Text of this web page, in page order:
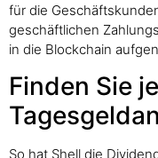
für die
geschäftlichen
in die Blockchain
Finden Sie
So hat Shell die